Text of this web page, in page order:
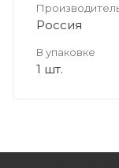
Россия
В упаковке
1 шт.